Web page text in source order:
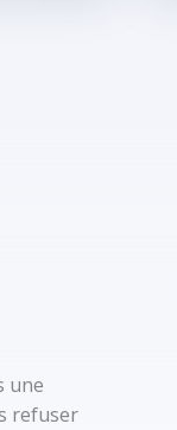
une
refuser